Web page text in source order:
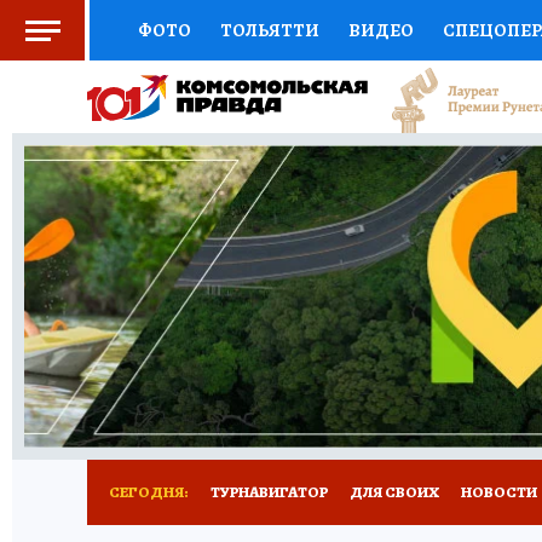
ФОТО ТОЛЬЯТТИ ВИДЕО
СОЦПОДДЕРЖКА НАУКА СПОРТ
ВЫБОР ЭКСПЕРТОВ ДОКТОР
КНИЖНАЯ ПОЛКА ПРОГНОЗЫ НА СПОРТ
ПРЕСС-ЦЕНТР НЕДВИЖИМОСТЬ
КОЛЛЕКЦИИ КП РЕКЛАМА ОБЪЯВЛЕНИЯ
СЕГОДНЯ: ТУРНАВИГАТОР ДЛЯ СВОИХ НОВОСТИ